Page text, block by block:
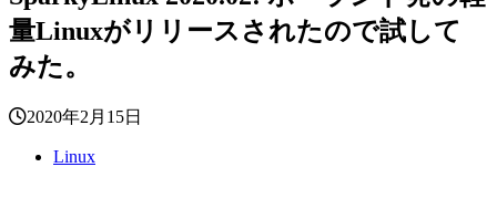
量Linuxがリリースされたので試して
みた。
2020年2月15日
Linux